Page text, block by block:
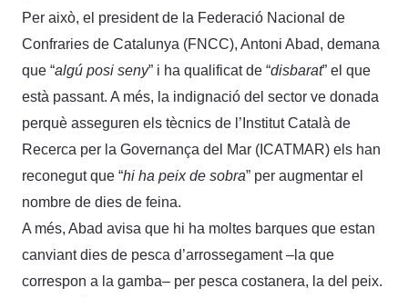
Per això, el president de la Federació Nacional de
Confraries de Catalunya (FNCC), Antoni Abad, demana
que “algú posi seny” i ha qualificat de “disbarat” el que
està passant. A més, la indignació del sector ve donada
perquè asseguren els tècnics de l’Institut Català de
Recerca per la Governança del Mar (ICATMAR) els han
reconegut que “hi ha peix de sobra” per augmentar el
nombre de dies de feina.
A més, Abad avisa que hi ha moltes barques que estan
canviant dies de pesca d’arrossegament –la que
correspon a la gamba– per pesca costanera, la del peix.